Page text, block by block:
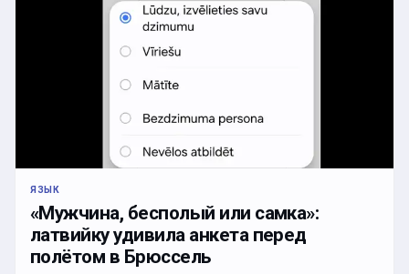
ЯЗЫК
«Мужчина, бесполый или самка»:
латвийку удивила анкета перед
полётом в Брюссель